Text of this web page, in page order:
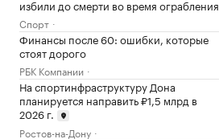
избили до смерти во время ограбления
Спорт
Финансы после 60: ошибки, которые
стоят дорого
РБК Компании
На спортинфраструктуру Дона
планируется направить ₽1,5 млрд в
2026 г.
Ростов-на-Дону